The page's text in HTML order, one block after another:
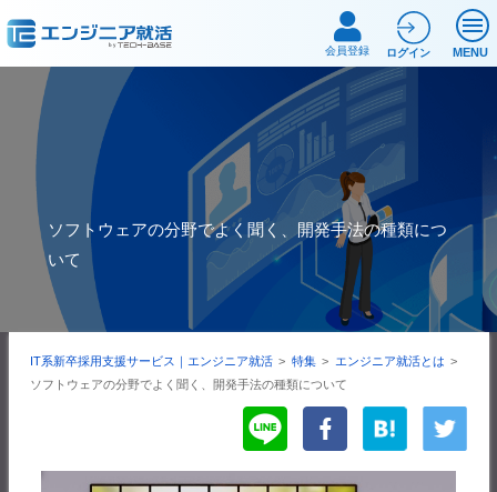
MENU
会員登録 ログイン
ソフトウェアの分野でよく聞く、開発手法の種類につ
いて
IT系新卒採用支援サービス｜エンジニア就活 > 特集 > エンジニア就活とは >
ソフトウェアの分野でよく聞く、開発手法の種類について